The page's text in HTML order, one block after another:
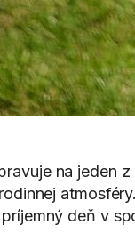
na jeden
deň v